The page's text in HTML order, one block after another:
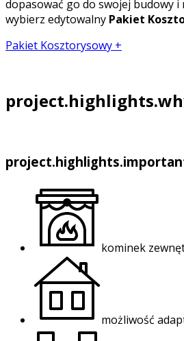
dopasować go do swojej budowy i
wybierz edytowalny Pakiet
Pakiet Kosztorysowy +
kominek
możliwość